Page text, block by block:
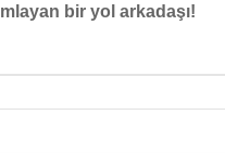
bir yol arkadaşı!